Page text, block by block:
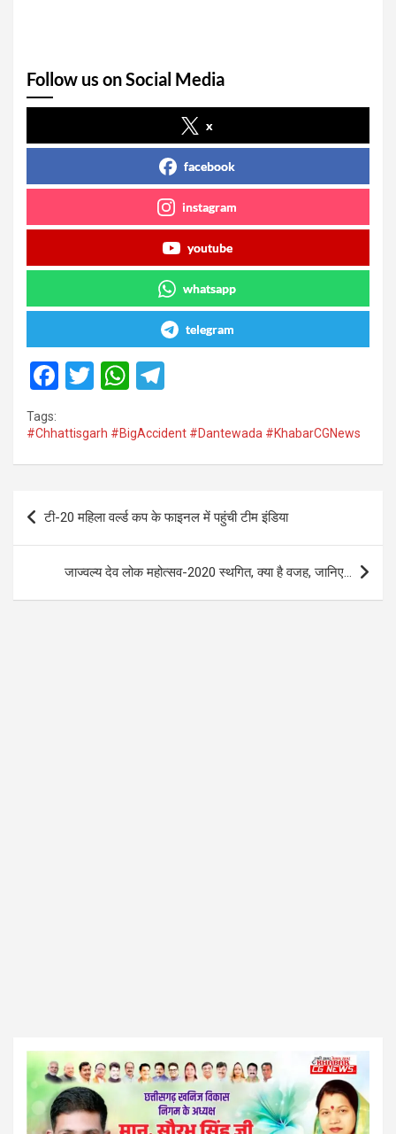
Follow us on Social Media
x
facebook
instagram
youtube
whatsapp
telegram
F
ce
b
o
k
T
tt
er
W
at
s
p
p
e
gr
m
Tags:
#Chhattisgarh #BigAccident #Dantewada #KhabarCGNews
Post
navigation
टी-20 महिला वर्ल्ड कप के फाइनल में पहुंची टीम इंडिया
जाज्वल्य देव लोक महोत्सव-2020 स्थगित, क्या है वजह, जानिए…